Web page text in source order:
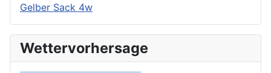
Gelber Sack 4w
Wettervorhersage